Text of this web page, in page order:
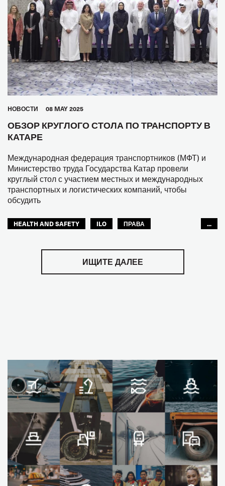
HОВОСТИ 08 MAY 2025
ОБЗОР КРУГЛОГО СТОЛА ПО ТРАНСПОРТУ В
КАТАРЕ
Международная федерация транспортников (МФТ) и
Министерство труда Государства Катар провели
круглый стол с участием местных и международных
транспортных и логистических компаний, чтобы
обсудить
HEALTH AND SAFETY ILO
ПРАВА
...
ИЩИТЕ ДАЛЕЕ